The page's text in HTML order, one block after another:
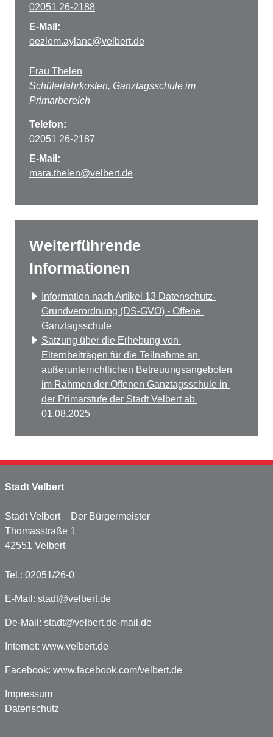
02051 26-2188
E-Mail:
oezlem.aylanc@velbert.de
Frau Thelen
Schülerfahrkosten, Ganztagsschule im
Primarbereich
Telefon:
02051 26-2187
E-Mail:
mara.thelen@velbert.de
Weiterführende
Informationen
Information nach Artikel 13 Datenschutz-
Grundverordnung (DS-GVO) - Offene
Ganztagsschule
Satzung über die Erhebung von
Elternbeiträgen für die Teilnahme an
außerunterrichtlichen Betreuungsangeboten
im Rahmen der Offenen Ganztagsschule in
der Primarstufe der Stadt Velbert ab
01.08.2025
Stadt Velbert
Stadt Velbert – Der Bürgermeister
Thomasstraße 1
42551 Velbert
Tel.: 02051/26-0
E-Mail: stadt@velbert.de
De-Mail: stadt@velbert.de-mail.de
Internet: www.velbert.de
Facebook: www.facebook.com/velbert.de
Impressum
Datenschutz